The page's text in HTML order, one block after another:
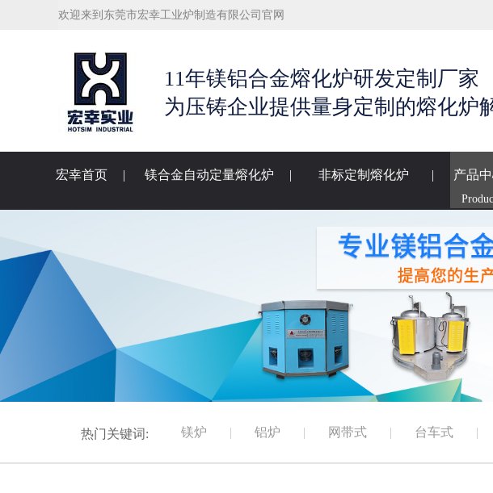
欢迎来到东莞市宏幸工业炉制造有限公司官网
11年镁铝合金熔化炉研发定制厂家
为压铸企业提供量身定制的熔化炉
宏幸首页 | 镁合金自动定量熔化炉 | 非标定制熔化炉 | 产品
热门关键词: 镁炉 | 铝炉 | 网带式 | 台车式 |